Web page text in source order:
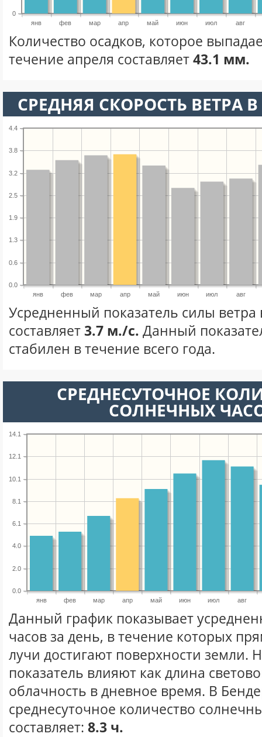
янв фев мар апр май июн июл авг
0
Количество осадков, которое
течение апреля составляет43.1 мм.
СРЕДНЯЯ СКОРОСТЬ ВЕТРА
янв фев мар апр май июн июл авг
0.0
0.6
1.3
1.9
2.5
3.2
3.8
4.4
Усредненный показатель силы ветра
составляет3.7 м./с. Данный
стабилен в течение всего года.
СРЕДНЕСУТОЧНОЕ
СОЛНЕЧНЫХ
янв фев мар апр май июн июл авг
0.0
2.0
4.0
6.1
8.1
10.1
12.1
14.1
Данный график показывает
часов за день, в течение которых
лучи достигают поверхности земли.
показатель влияют как длина
облачность в дневное время. В
среднесуточное количество
составляет: 8.3 ч.